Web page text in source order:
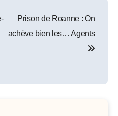
Prison de Roanne : On
achève bien les… Agents